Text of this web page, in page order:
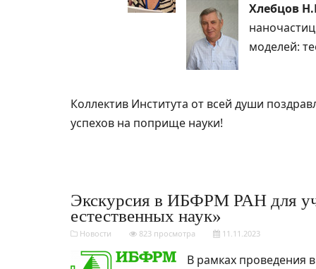
Хлебцов
моделей:
Коллектив Института от всей души
успехов на поприще науки!
Экскурсия в ИБФРМ РАН для
естественных наук»
Новости 823 просмотра 11.11.2023
В рамках проведения